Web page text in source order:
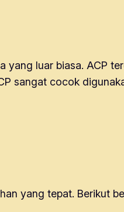
luar biasa. ACP
sangat cocok
yang tepat. Berikut